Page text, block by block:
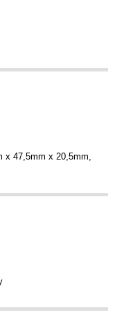
x 47,5mm x 20,5mm,